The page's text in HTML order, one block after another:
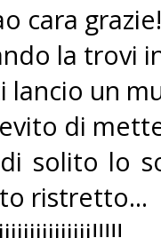
cara
la trovi
lancio un
di
solito lo
ristretto...